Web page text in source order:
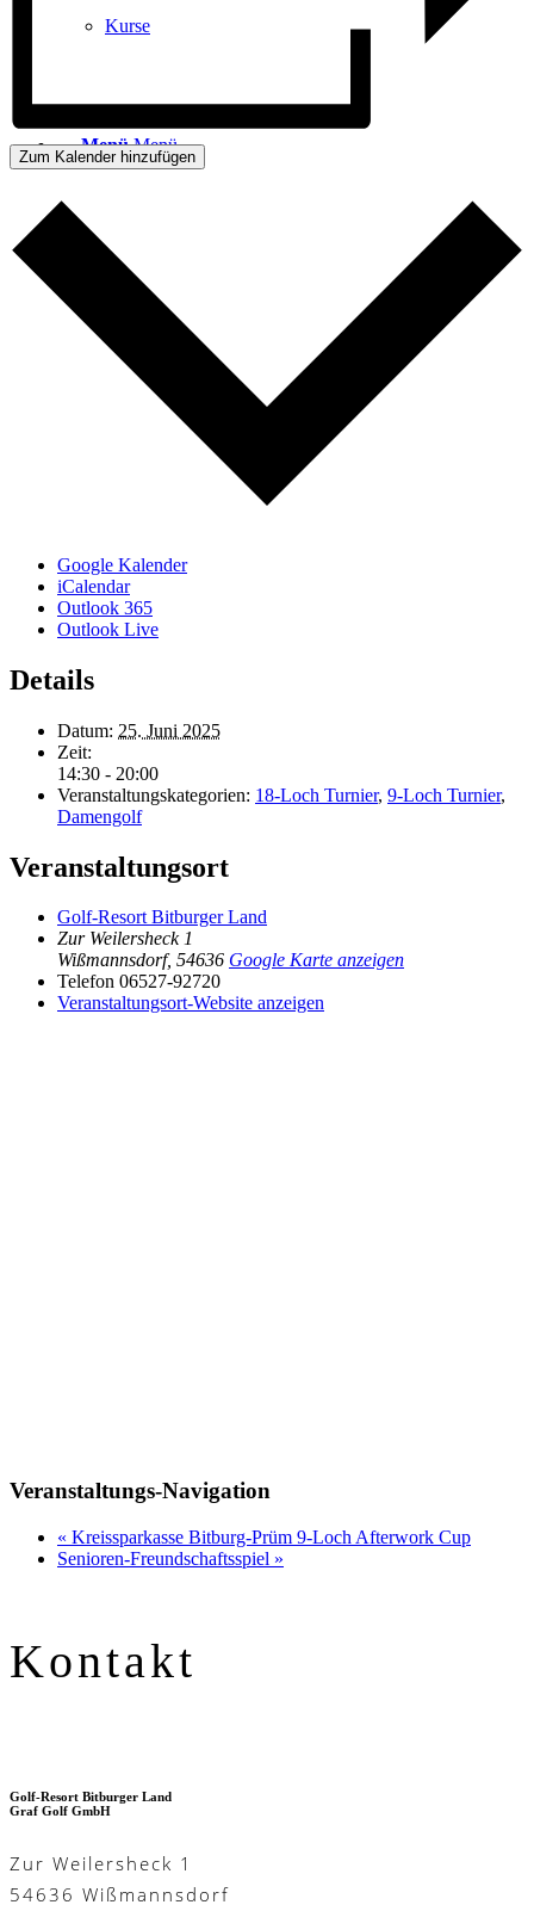
Kurse
Menü Menü
Zum Kalender hinzufügen
Google Kalender
iCalendar
Outlook 365
Outlook Live
Details
Datum: 25. Juni 2025
Zeit:
14:30 - 20:00
Veranstaltungskategorien: 18-Loch Turnier, 9-Loch Turnier,
Damengolf
Veranstaltungsort
Golf-Resort Bitburger Land
Zur Weilersheck 1
Wißmannsdorf, 54636 Google Karte anzeigen
Telefon 06527-92720
Veranstaltungsort-Website anzeigen
Veranstaltungs-Navigation
« Kreissparkasse Bitburg-Prüm 9-Loch Afterwork Cup
Senioren-Freundschaftsspiel »
Kontakt
Golf-Resort Bitburger Land
Graf Golf GmbH
Zur Weilersheck 1
54636 Wißmannsdorf